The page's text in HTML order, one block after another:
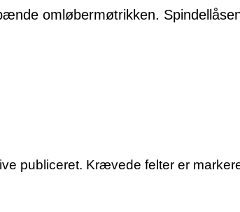
omløbermøtrikken.
publiceret. Krævede felter er